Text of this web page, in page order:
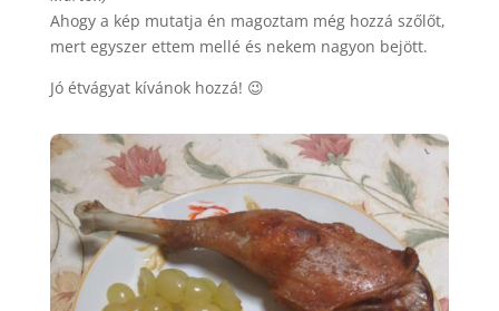
Ahogy a kép mutatja én magoztam még hozzá szőlőt,
mert egyszer ettem mellé és nekem nagyon bejött.
Jó étvágyat kívánok hozzá! 😉